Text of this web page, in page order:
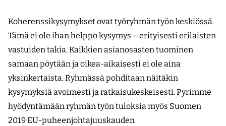
Koherenssikysymykset ovat työryhmän työn keskiössä.
Tämä ei ole ihan helppo kysymys – erityisesti erilaisten
vastuiden takia. Kaikkien asianosasten tuominen
samaan pöytään ja oikea-aikaisesti ei ole aina
yksinkertaista. Ryhmässä pohditaan näitäkin
kysymyksiä avoimesti ja ratkaisukeskeisesti. Pyrimme
hyödyntämään ryhmän työn tuloksia myös Suomen
2019 EU-puheenjohtajuuskauden